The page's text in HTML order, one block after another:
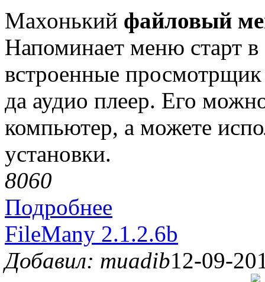
Махонький файловый
Напоминает меню старт
встроенные
да аудио плеер. Его
компьютер, а можете
установки.
8060
Подробнее
FileMany 2.1.2.6b
Добавил: muadib12-09-